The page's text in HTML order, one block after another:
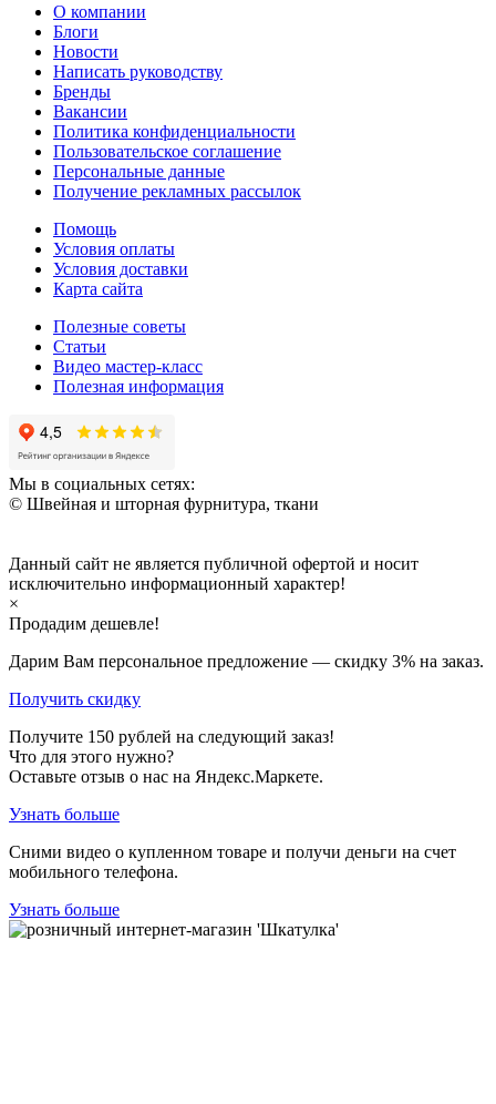
О компании
Блоги
Новости
Написать руководству
Бренды
Вакансии
Политика конфиденциальности
Пользовательское соглашение
Персональные данные
Получение рекламных рассылок
Помощь
Условия оплаты
Условия доставки
Карта сайта
Полезные советы
Статьи
Видео мастер-класс
Полезная информация
Мы в социальных сетях:
© Швейная и шторная фурнитура, ткани
Данный сайт не является публичной офертой и носит
исключительно информационный характер!
×
Продадим дешевле!
Дарим Вам персональное предложение — скидку 3% на заказ.
Получить скидку
Получите 150 рублей на следующий заказ!
Что для этого нужно?
Оставьте отзыв о нас на Яндекс.Маркете.
Узнать больше
Сними видео о купленном товаре и получи деньги на счет
мобильного телефона.
Узнать больше